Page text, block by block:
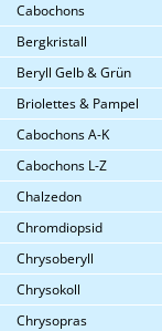
Cabochons
Bergkristall
Beryll Gelb & Grün
Briolettes & Pampel
Cabochons A-K
Cabochons L-Z
Chalzedon
Chromdiopsid
Chrysoberyll
Chrysokoll
Chrysopras